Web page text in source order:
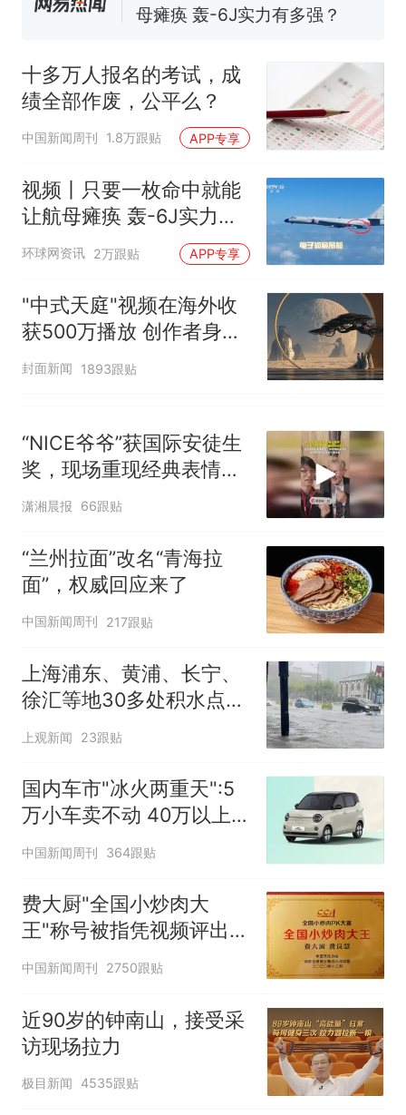
电力部门回应
试前13名均遭淘汰？教育局：
已叫停招聘，成立调查组全面
核查
热
十多万人报名的考试，成绩
全部作废，公平么？
十多万人报名的考试，成
绩全部作废，公平么？
中国新闻周刊 1.8万跟贴 APP专享
视频丨只要一枚命中就能
让航母瘫痪 轰-6J实力有
多强？
环球网资讯 2万跟贴 APP专享
"中式天庭"视频在海外收
获500万播放 创作者身份
披露
封面新闻 1893跟贴
“NICE爷爷”获国际安徒生
奖，现场重现经典表情
包，向中国粉丝问好
潇湘晨报 66跟贴
“兰州拉面”改名“青海拉
面”，权威回应来了
中国新闻周刊 217跟贴
上海浦东、黄浦、长宁、
徐汇等地30多处积水点正
在抢排
上观新闻 23跟贴
国内车市"冰火两重天":5
万小车卖不动 40万以上
的抢购
中国新闻周刊 364跟贴
费大厨"全国小炒肉大
王"称号被指凭视频评出
官方回应
中国新闻周刊 2750跟贴
近90岁的钟南山，接受采
访现场拉力
极目新闻 4535跟贴